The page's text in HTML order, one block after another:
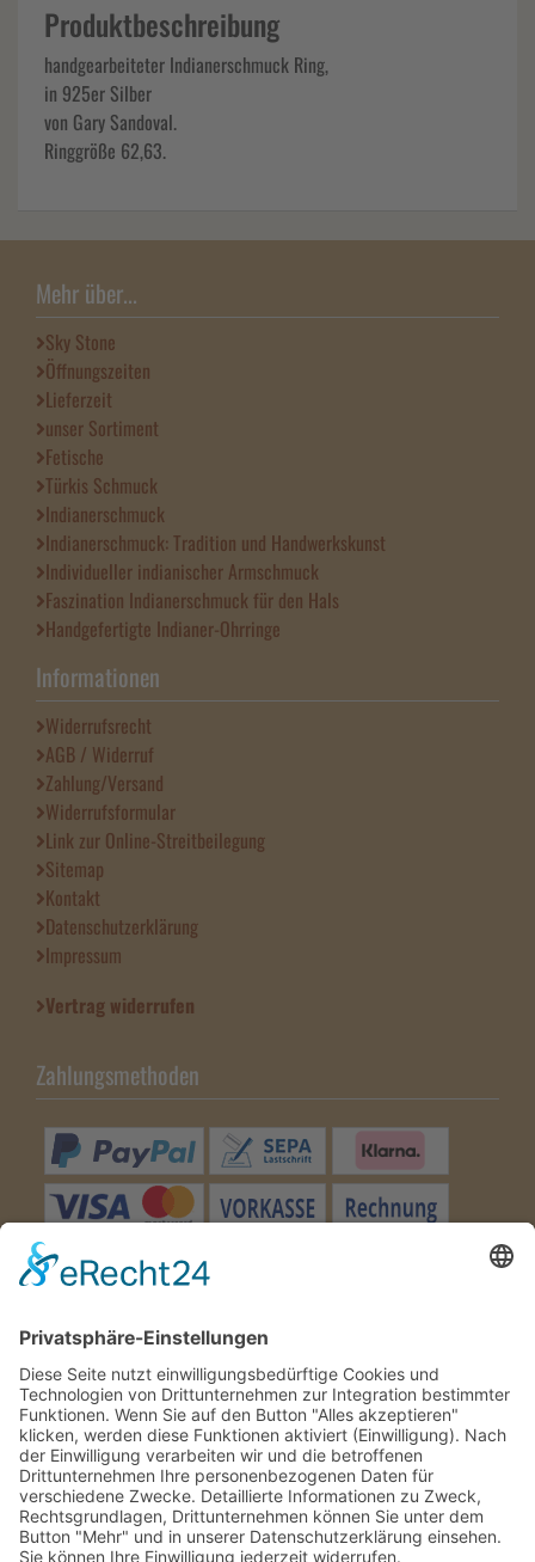
Produktbeschreibung
handgearbeiteter Indianerschmuck Ring,
in 925er Silber
von Gary Sandoval.
Ringgröße 62,63.
Mehr über...
Sky Stone
Öffnungszeiten
Lieferzeit
unser Sortiment
Fetische
Türkis Schmuck
Indianerschmuck
Indianerschmuck: Tradition und Handwerkskunst
Individueller indianischer Armschmuck
Faszination Indianerschmuck für den Hals
Handgefertigte Indianer-Ohrringe
Informationen
Widerrufsrecht
AGB / Widerruf
Zahlung/Versand
Widerrufsformular
Link zur Online-Streitbeilegung
Sitemap
Kontakt
Datenschutzerklärung
Impressum
Vertrag widerrufen
Zahlungsmethoden
Besuchen Sie uns
Wir benötigen Ihre
Zustimmung, um den Google
Maps-Service zu laden!
Wir verwenden einen Service eines
Drittanbieters, um Karteninhalte
einzubetten. Dieser Service kann Daten